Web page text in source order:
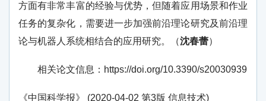
方面有非常丰富的经验与优势，但随着应用场景和作业
任务的复杂化，需要进一步加强前沿理论研究及前沿理
论与机器人系统相结合的应用研究。（沈春蕾）
相关论文信息：https://doi.org/10.3390/s20030939
《中国科学报》 (2020-04-02 第3版 信息技术)